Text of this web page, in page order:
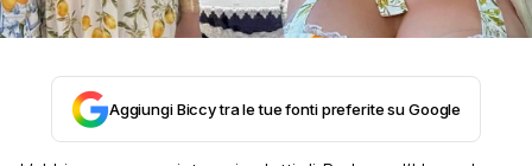
Aggiungi Biccy tra le tue fonti preferite su Google